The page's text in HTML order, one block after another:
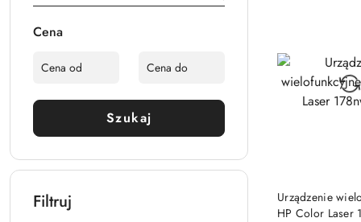
Cena
Szukaj
Filtruj
Urządzenie
HP Color Laser
DO